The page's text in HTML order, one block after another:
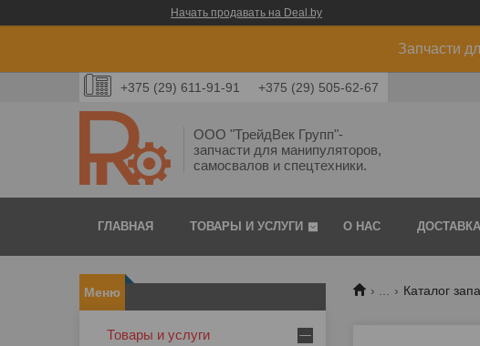
Начать продавать на Deal.by
Запчасти
+375 (29) 611-91-91 +375 (29) 505-62-67
ООО "ТрейдВек Групп"-
запчасти для манипуляторов,
самосвалов и спецтехники.
ГЛАВНАЯ ТОВАРЫ И УСЛУГИ О НАС
... Каталог
Товары и услуги